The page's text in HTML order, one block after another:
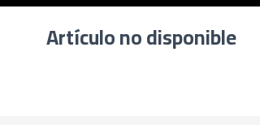
Artículo no disponible